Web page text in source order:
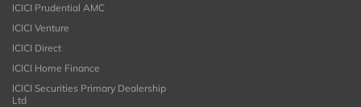
ICICI Prudential AMC
ICICI Venture
ICICI Direct
ICICI Home Finance
ICICI Securities Primary Dealership
Ltd